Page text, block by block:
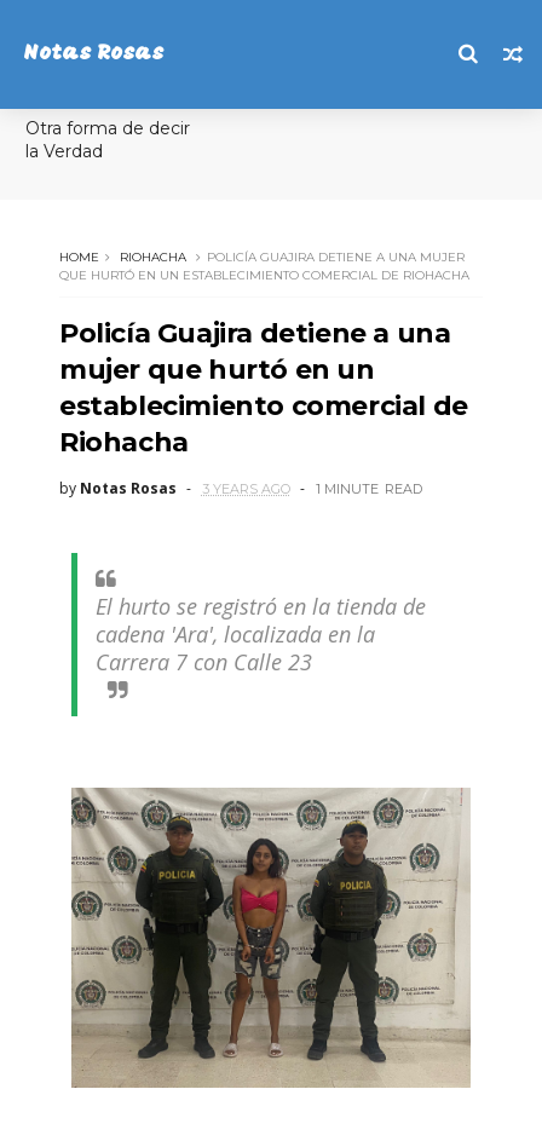
Notas Rosas
Otra forma de decir
la Verdad
HOME RIOHACHA
POLICÍA GUAJIRA DETIENE A UNA MUJER
QUE HURTÓ EN UN ESTABLECIMIENTO COMERCIAL DE RIOHACHA
Policía Guajira detiene a una
mujer que hurtó en un
establecimiento comercial de
Riohacha
by Notas Rosas 3 YEARS AGO 1 MINUTE READ
El hurto se registró en la tienda de
cadena 'Ara', localizada en la
Carrera 7 con Calle 23